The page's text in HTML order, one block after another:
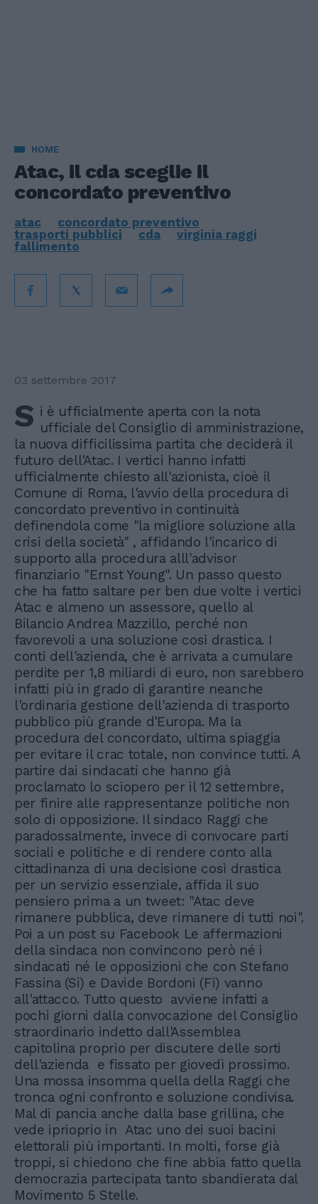
HOME
Atac, il cda sceglie il
concordato preventivo
atac
concordato preventivo
trasporti pubblici
cda
virginia raggi
fallimento
03 settembre 2017
S i è ufficialmente aperta con la nota
ufficiale del Consiglio di amministrazione,
la nuova difficilissima partita che deciderà il
futuro dell'Atac. I vertici hanno infatti
ufficialmente chiesto all'azionista, cioè il
Comune di Roma, l'avvio della procedura di
concordato preventivo in continuità
definendola come "la migliore soluzione alla
crisi della società" , affidando l'incarico di
supporto alla procedura alll'advisor
finanziario "Ernst Young". Un passo questo
che ha fatto saltare per ben due volte i vertici
Atac e almeno un assessore, quello al
Bilancio Andrea Mazzillo, perché non
favorevoli a una soluzione così drastica. I
conti dell'azienda, che è arrivata a cumulare
perdite per 1,8 miliardi di euro, non sarebbero
infatti più in grado di garantire neanche
l'ordinaria gestione dell'azienda di trasporto
pubblico più grande d'Europa. Ma la
procedura del concordato, ultima spiaggia
per evitare il crac totale, non convince tutti. A
partire dai sindacati che hanno già
proclamato lo sciopero per il 12 settembre,
per finire alle rappresentanze politiche non
solo di opposizione. Il sindaco Raggi che
paradossalmente, invece di convocare parti
sociali e politiche e di rendere conto alla
cittadinanza di una decisione così drastica
per un servizio essenziale, affida il suo
pensiero prima a un tweet: "Atac deve
rimanere pubblica, deve rimanere di tutti noi".
Poi a un post su Facebook Le affermazioni
della sindaca non convincono però né i
sindacati né le opposizioni che con Stefano
Fassina (Si) e Davide Bordoni (Fi) vanno
all'attacco. Tutto questo avviene infatti a
pochi giorni dalla convocazione del Consiglio
straordinario indetto dall'Assemblea
capitolina proprio per discutere delle sorti
dell'azienda e fissato per giovedì prossimo.
Una mossa insomma quella della Raggi che
tronca ogni confronto e soluzione condivisa.
Mal di pancia anche dalla base grillina, che
vede iprioprio in Atac uno dei suoi bacini
elettorali più importanti. In molti, forse già
troppi, si chiedono che fine abbia fatto quella
democrazia partecipata tanto sbandierata dal
Movimento 5 Stelle.